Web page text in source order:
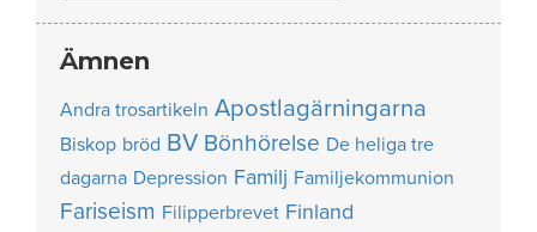
Ämnen
Andra trosartikeln Apostlagärningarna
Biskop bröd BV Bönhörelse De heliga tre
dagarna Depression Familj Familjekommunion
Fariseism Filipperbrevet Finland